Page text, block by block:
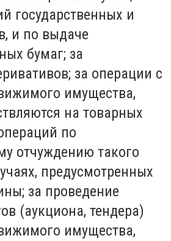
государственных и
и по выдаче
бумаг; за
за операции с
имущества,
на товарных
по
отчуждению такого
предусмотренных
за проведение
(аукциона, тендера)
имущества,